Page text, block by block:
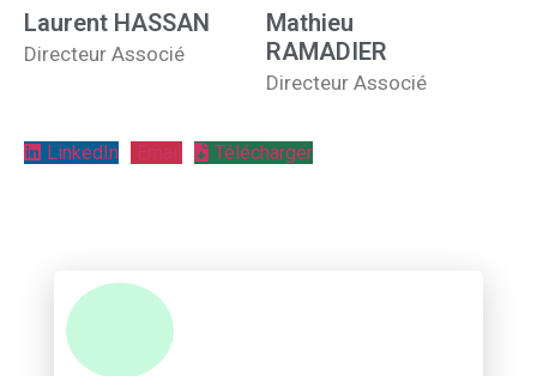
Laurent HASSAN
Directeur Associé
Mathieu
RAMADIER
Directeur Associé
LinkedIn Email Télécharger